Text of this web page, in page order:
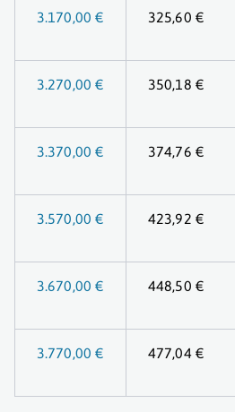
3.170,00 € 325,60 €
3.270,00 € 350,18 €
3.370,00 € 374,76 €
3.570,00 € 423,92 €
3.670,00 € 448,50 €
3.770,00 € 477,04 €